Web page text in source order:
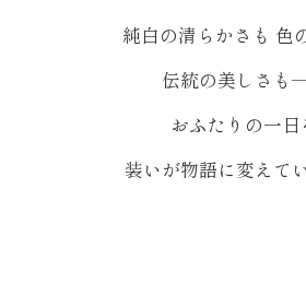
純白の清らかさも 色
伝統の美しさ
おふたりの一日
装いが物語に変えて